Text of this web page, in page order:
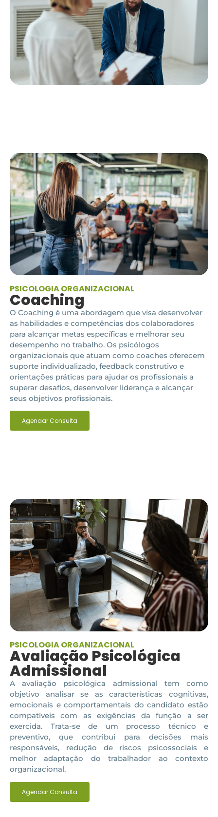
PSICOLOGIA ORGANIZACIONAL
Coaching
O Coaching é uma abordagem que visa desenvolver
as habilidades e competências dos colaboradores
para alcançar metas específicas e melhorar seu
desempenho no trabalho. Os psicólogos
organizacionais que atuam como coaches oferecem
suporte individualizado, feedback construtivo e
orientações práticas para ajudar os profissionais a
superar desafios, desenvolver liderança e alcançar
seus objetivos profissionais.
Agendar Consulta
PSICOLOGIA ORGANIZACIONAL
Avaliação Psicológica
Admissional
A avaliação psicológica admissional tem como
objetivo analisar se as características cognitivas,
emocionais e comportamentais do candidato estão
compatíveis com as exigências da função a ser
exercida. Trata-se de um processo técnico e
preventivo, que contribui para decisões mais
responsáveis, redução de riscos psicossociais e
melhor adaptação do trabalhador ao contexto
organizacional.
Agendar Consulta